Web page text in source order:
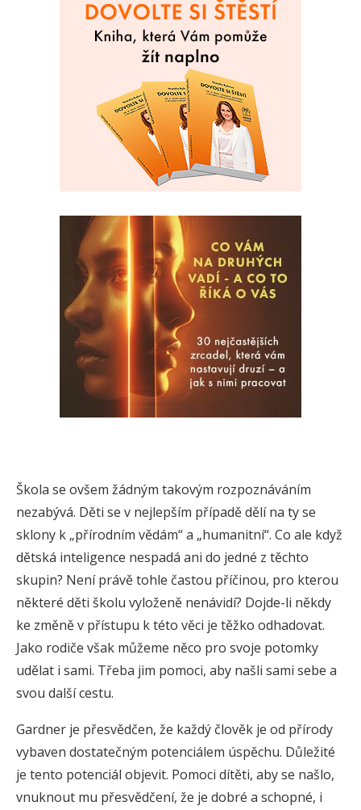
Škola se ovšem žádným takovým rozpoznáváním
nezabývá. Děti se v nejlepším případě dělí na ty se
sklony k „přírodním vědám“ a „humanitní“. Co ale když
dětská inteligence nespadá ani do jedné z těchto
skupin? Není právě tohle častou příčinou, pro kterou
některé děti školu vyloženě nenávidí? Dojde-li někdy
ke změně v přístupu k této věci je těžko odhadovat.
Jako rodiče však můžeme něco pro svoje potomky
udělat i sami. Třeba jim pomoci, aby našli sami sebe a
svou další cestu.
Gardner je přesvědčen, že každý člověk je od přírody
vybaven dostatečným potenciálem úspěchu. Důležité
je tento potenciál objevit. Pomoci dítěti, aby se našlo,
vnuknout mu přesvědčení, že je dobré a schopné, i